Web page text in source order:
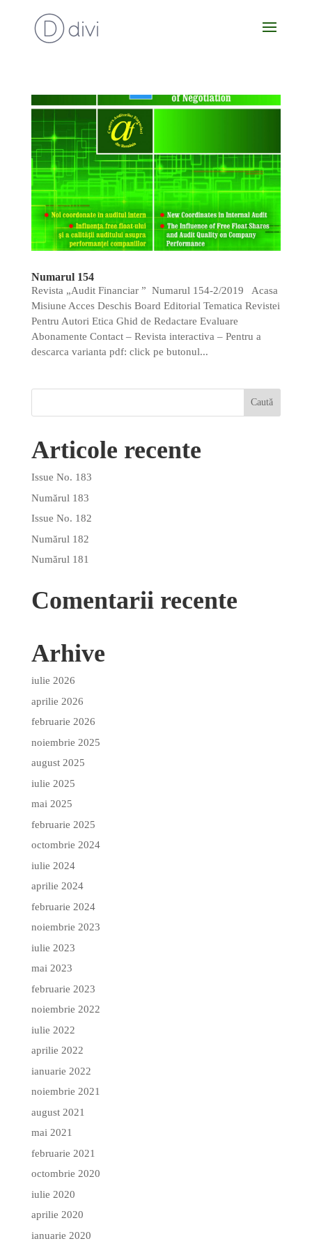
Numarul 154
Revista „Audit Financiar ” Numarul 154-2/2019 Acasa
Misiune Acces Deschis Board Editorial Tematica Revistei
Pentru Autori Etica Ghid de Redactare Evaluare
Abonamente Contact – Revista interactiva – Pentru a
descarca varianta pdf: click pe butonul...
Articole recente
Issue No. 183
Numărul 183
Issue No. 182
Numărul 182
Numărul 181
Comentarii recente
Arhive
iulie 2026
aprilie 2026
februarie 2026
noiembrie 2025
august 2025
iulie 2025
mai 2025
februarie 2025
octombrie 2024
iulie 2024
aprilie 2024
februarie 2024
noiembrie 2023
iulie 2023
mai 2023
februarie 2023
noiembrie 2022
iulie 2022
aprilie 2022
ianuarie 2022
noiembrie 2021
august 2021
mai 2021
februarie 2021
octombrie 2020
iulie 2020
aprilie 2020
ianuarie 2020